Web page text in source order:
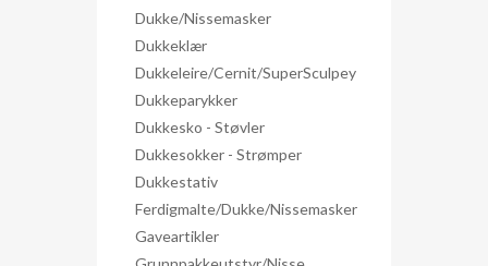
Dukke/nissemasker
Dukkeklær
Dukkeleire/Cernit/SuperSculpey
Dukkeparykker
Dukkesko - Støvler
Dukkesokker - Strømper
Dukkestativ
Ferdigmalte/dukke/nissemasker
Gaveartikler